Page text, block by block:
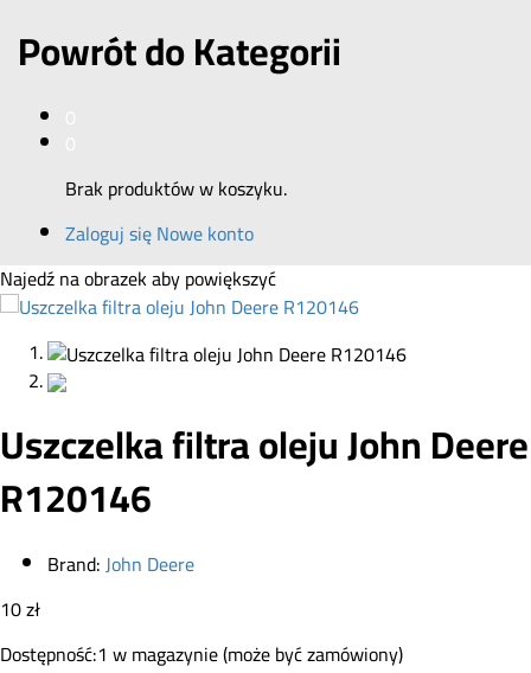
Powrót doKategorii
Brak produktów w koszyku.
Zaloguj sięNowe konto
Najedź na obrazek aby powiększyć
Uszczelka filtra oleju John Deere
R120146
Brand:John Deere
10zł
Dostępność:1 w magazynie (może być zamówiony)